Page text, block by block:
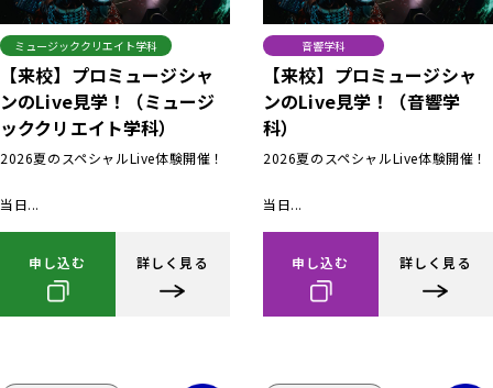
ミュージッククリエイト学科
【来校】プロミュージシャ
ンのLive見学！（ミュージ
ッククリエイト学科）
2026夏のスペシャルLive体験開催！
当日...
申し込む 詳しく見る
音響学科
【来校】プロミュージシャ
ンのLive見学！（音響学
科）
2026夏のスペシャルLive体験開催！
当日...
申し込む 詳しく見る